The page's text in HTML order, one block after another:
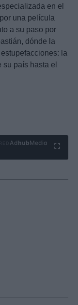
en el
una película
a su paso por
dónde la
la
país hasta el
Ad hubMedia